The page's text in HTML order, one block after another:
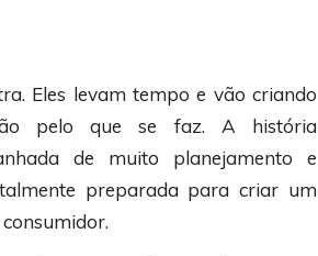
Eles levam tempo e vão criando
pelo que se faz. A história
de muito planejamento e
preparada para criar um